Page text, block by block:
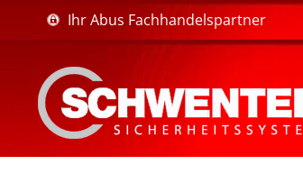
Ihr Abus Fachhandelspartner